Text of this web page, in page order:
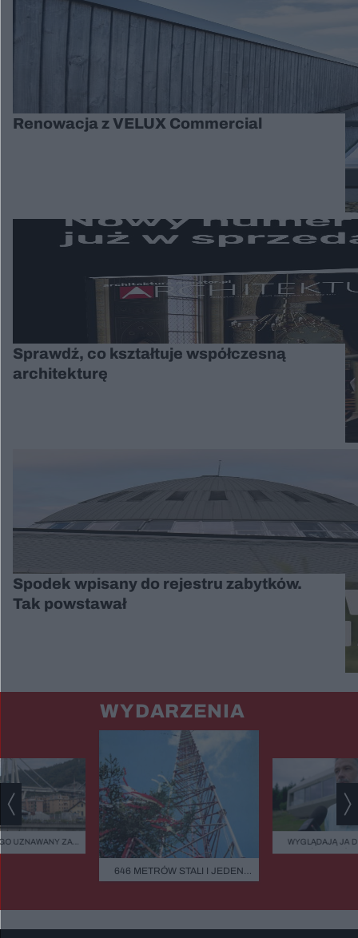
Renowacja z VELUX Commercial
Sprawdź, co kształtuje współczesną
architekturę
Spodek wpisany do rejestru zabytków.
Tak powstawał
WYDARZENIA
UZNAWANY ZA
MOST
646 METRÓW STALI I JEDEN
BŁĄD - "POWALIŁA GO LUDZKA
WYGLĄDAJĄ JA
ZIELEŃ, KAMIEŃ.